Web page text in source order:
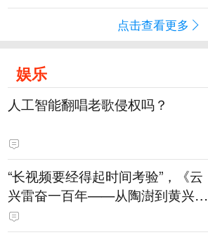
点击查看更多
娱乐
人工智能翻唱老歌侵权吗？
“长视频要经得起时间考验”，《云
兴雷奋一百年——从陶澍到黄兴》
主创揭秘幕后